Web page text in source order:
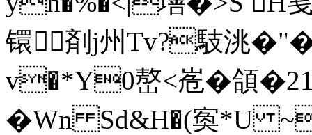
镮剤j州Tv?馶洮
v�*Y0嶅<峞�頜
�Wn Sd&H�(寏*U